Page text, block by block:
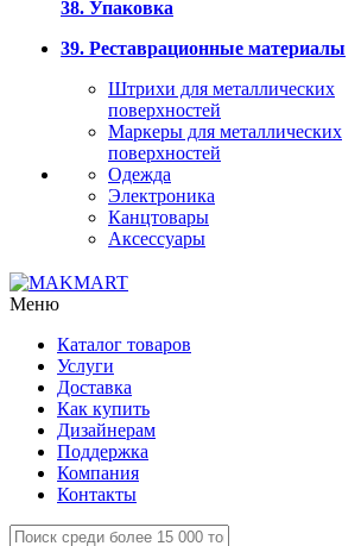
38. Упаковка
39. Реставрационные материалы
Штрихи для металлических
поверхностей
Маркеры для металлических
поверхностей
Одежда
Электроника
Канцтовары
Аксессуары
Меню
Каталог товаров
Услуги
Доставка
Как купить
Дизайнерам
Поддержка
Компания
Контакты